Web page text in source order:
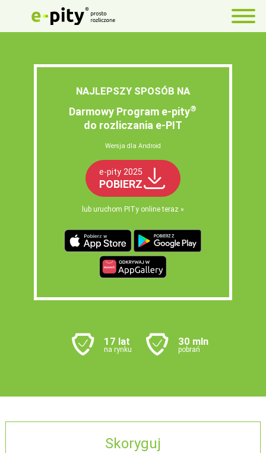
NAJLEPSZY SPOSÓB NA
Darmowy Program e‑pity®
do rozliczania e‑PIT
Wersja dla Android
e-pity 2025
POBIERZ
lub uruchom PITy online teraz »
17 lat
na rynku
30 mln
pobrań
Skoryguj